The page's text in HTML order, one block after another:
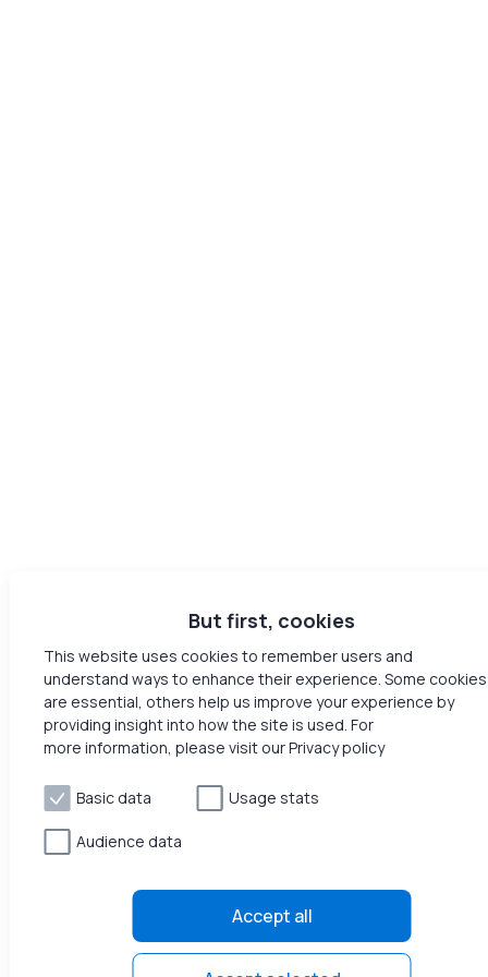
But first, cookies
This website uses cookies to remember users and
understand ways to enhance their experience. Some cookies
are essential, others help us improve your experience by
providing insight into how the site is used. For
more information, please visit our Privacy policy
Basic data Usage stats
Audience data
Accept all